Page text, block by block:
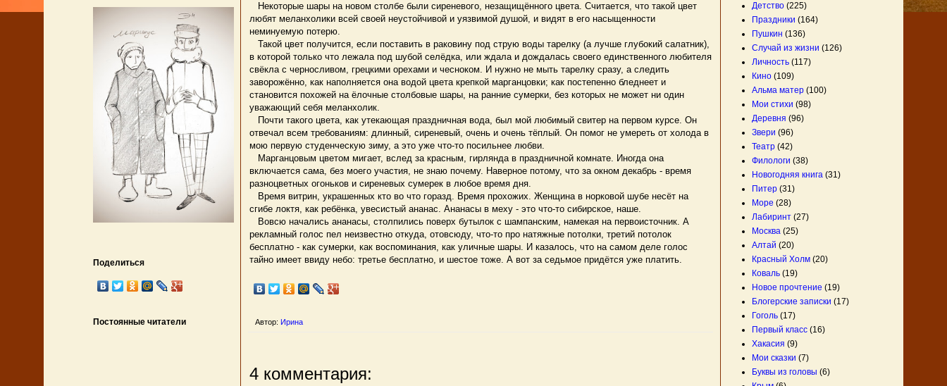
Некоторые шары на новом столбе были сиреневого, незащищённого цвета. Считается, что такой цвет
любят меланхолики всей своей неустойчивой и уязвимой душой, и видят в его насыщенности
неминуемую потерю.
Такой цвет получится, если поставить в раковину под струю воды тарелку (а лучше глубокий салатник),
в которой только что лежала под шубой селёдка, или ждала и дождалась своего единственного любителя
свёкла с черносливом, грецкими орехами и чесноком. И нужно не мыть тарелку сразу, а следить
заворожённо, как наполняется она водой цвета крепкой марганцовки; как постепенно бледнеет и
становится похожей на ёлочные столбовые шары, на ранние сумерки, без которых не может ни один
уважающий себя меланхолик.
Почти такого цвета, как утекающая праздничная вода, был мой любимый свитер на первом курсе. Он
отвечал всем требованиям: длинный, сиреневый, очень и очень тёплый. Он помог не умереть от холода в
мою первую студенческую зиму, а это уже что-то посильнее любви.
Марганцовым цветом мигает, вслед за красным, гирлянда в праздничной комнате. Иногда она
включается сама, без моего участия, не знаю почему. Наверное потому, что за окном декабрь - время
разноцветных огоньков и сиреневых сумерек в любое время дня.
Время витрин, украшенных кто во что горазд. Время прохожих. Женщина в норковой шубе несёт на
сгибе локтя, как ребёнка, увесистый ананас. Ананасы в меху - это что-то сибирское, наше.
Вовсю начались ананасы, столпились поверх бутылок с шампанским, намекая на первоисточник. А
рекламный голос пел неизвестно откуда, отовсюду, что-то про натяжные потолки, третий потолок
бесплатно - как сумерки, как воспоминания, как уличные шары. И казалось, что на самом деле голос
тайно имеет ввиду небо: третье бесплатно, и шестое тоже. А вот за седьмое придётся уже платить.
Автор: Ирина
4 комментария:
Поделиться
Постоянные читатели
Детство (225)
Праздники (164)
Пушкин (136)
Случай из жизни (126)
Личность (117)
Кино (109)
Альма матер (100)
Мои стихи (98)
Деревня (96)
Звери (96)
Театр (42)
Филологи (38)
Новогодняя книга (31)
Питер (31)
Море (28)
Лабиринт (27)
Москва (25)
Алтай (20)
Красный Холм (20)
Коваль (19)
Новое прочтение (19)
Блогерские записки (17)
Гоголь (17)
Первый класс (16)
Хакасия (9)
Мои сказки (7)
Буквы из головы (6)